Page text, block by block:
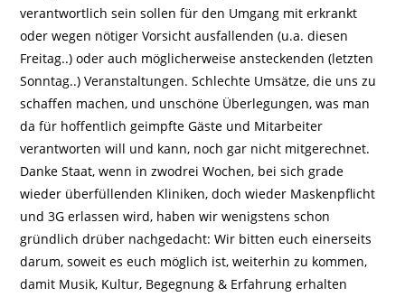
verantwortlich sein sollen für den Umgang mit erkrankt
oder wegen nötiger Vorsicht ausfallenden (u.a. diesen
Freitag..) oder auch möglicherweise ansteckenden (letzten
Sonntag..) Veranstaltungen. Schlechte Umsätze, die uns zu
schaffen machen, und unschöne Überlegungen, was man
da für hoffentlich geimpfte Gäste und Mitarbeiter
verantworten will und kann, noch gar nicht mitgerechnet.
Danke Staat, wenn in zwodrei Wochen, bei sich grade
wieder überfüllenden Kliniken, doch wieder Maskenpflicht
und 3G erlassen wird, haben wir wenigstens schon
gründlich drüber nachgedacht: Wir bitten euch einerseits
darum, soweit es euch möglich ist, weiterhin zu kommen,
damit Musik, Kultur, Begegnung & Erfahrung erhalten